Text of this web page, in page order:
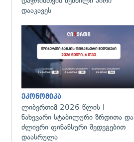
დააკავეს
ეკონომიკა
ლიბერთიმ 2026 წლის I
ნახევარი სტაბილური ზრდითა და
ძლიერი ფინანსური შედეგებით
დაასრულა